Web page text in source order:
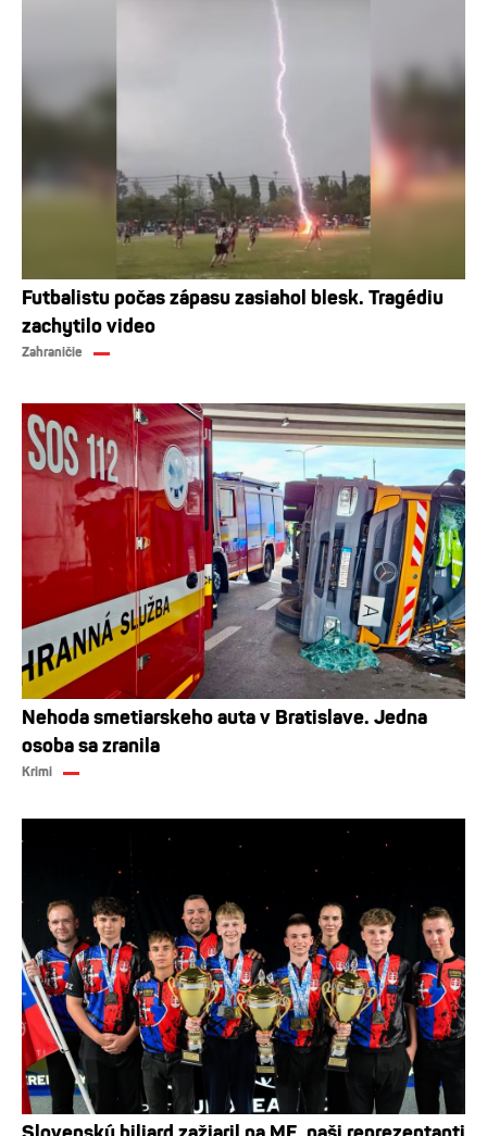
Futbalistu počas zápasu zasiahol blesk. Tragédiu
zachytilo video
Zahraničie
Nehoda smetiarskeho auta v Bratislave. Jedna
osoba sa zranila
Krimi